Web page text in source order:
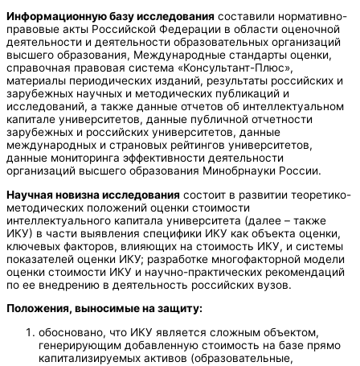
Информационную базу исследования составили нормативно-
правовые акты Российской Федерации в области оценочной
деятельности и деятельности образовательных организаций
высшего образования, Международные стандарты оценки,
справочная правовая система «Консультант-Плюс»,
материалы периодических изданий, результаты российских и
зарубежных научных и методических публикаций и
исследований, а также данные отчетов об интеллектуальном
капитале университетов, данные публичной отчетности
зарубежных и российских университетов, данные
международных и страновых рейтингов университетов,
данные мониторинга эффективности деятельности
организаций высшего образования Минобрнауки России.
Научная новизна исследования состоит в развитии теоретико-
методических положений оценки стоимости
интеллектуального капитала университета (далее – также
ИКУ) в части выявления специфики ИКУ как объекта оценки,
ключевых факторов, влияющих на стоимость ИКУ, и системы
показателей оценки ИКУ; разработке многофакторной модели
оценки стоимости ИКУ и научно-практических рекомендаций
по ее внедрению в деятельность российских вузов.
Положения, выносимые на защиту:
обосновано, что ИКУ является сложным объектом,
генерирующим добавленную стоимость на базе прямо
капитализируемых активов (образовательные,